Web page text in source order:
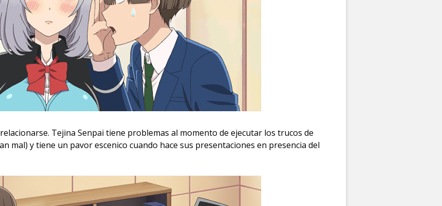
Tejina Senpai tiene problemas al momento de ejecutar los trucos de
mal) y tiene un pavor escenico cuando hace sus presentaciones en presencia del